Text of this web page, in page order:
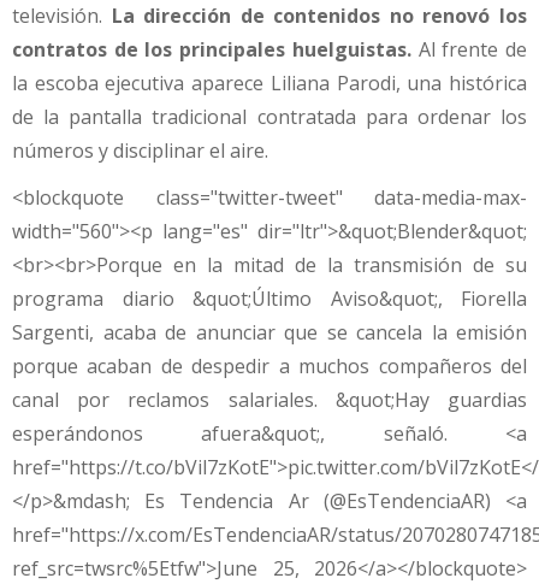
televisión. La dirección de contenidos no renovó los
contratos de los principales huelguistas.Al frente de
la escoba ejecutiva aparece Liliana Parodi, una histórica
de la pantalla tradicional contratada para ordenar los
números y disciplinar el aire.
<blockquote class="twitter-tweet" data-media-max-
width="560"><p lang="es" dir="ltr">&quot;Blender&quot;
<br><br>Porque en la mitad de la transmisión de su
programa diario &quot;Último Aviso&quot;, Fiorella
Sargenti, acaba de anunciar que se cancela la emisión
porque acaban de despedir a muchos compañeros del
canal por reclamos salariales. &quot;Hay guardias
esperándonos afuera&quot;, señaló. <a
href="https://t.co/bVil7zKotE">pic.twitter.com/
</p>&mdash; Es Tendencia Ar (@EsTendenciaAR) <a
href="https://x.com/EsTendenciaAR/status/
ref_src=twsrc%5Etfw">June 25, 2026</a></blockquote>